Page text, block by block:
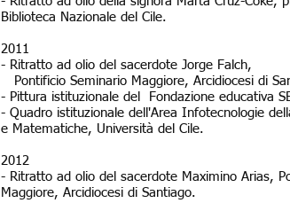
Biblioteca Nazionale del Cile.
2011
- Ritratto ad olio del sacerdote Jorge Falch,
Pontificio Seminario Maggiore, Arcidiocesi di
- Pittura istituzionale del Fondazione educativa
- Quadro istituzionale dell'Area Infotecnologie
e Matematiche, Università del Cile.
2012
- Ritratto ad olio del sacerdote Maximino Arias,
Maggiore, Arcidiocesi di Santiago.